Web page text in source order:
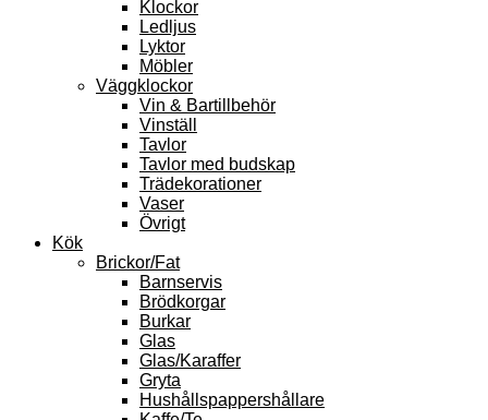
Klockor
Ledljus
Lyktor
Möbler
Väggklockor
Vin & Bartillbehör
Vinställ
Tavlor
Tavlor med budskap
Trädekorationer
Vaser
Övrigt
Kök
Brickor/Fat
Barnservis
Brödkorgar
Burkar
Glas
Glas/Karaffer
Gryta
Hushållspappershållare